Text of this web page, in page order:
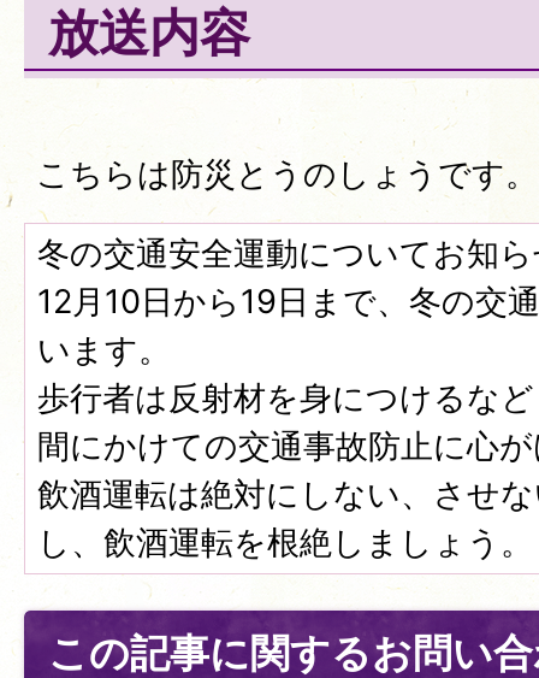
放送内容
こちらは防災とうのしょうです。
冬の交通安全運動についてお知
12月10日から19日まで、冬の交
います。
歩行者は反射材を身につけるな
間にかけての交通事故防止に心
飲酒運転は絶対にしない、させ
し、飲酒運転を根絶しましょう。
この記事に関するお問い